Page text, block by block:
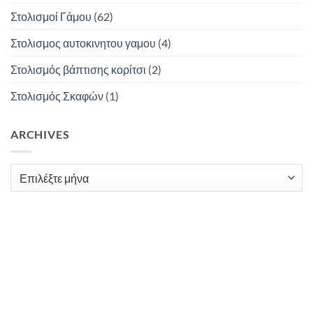
Στολισμοί Γάμου (62)
Στολισμος αυτοκινητου γαμου (4)
Στολισμός βάπτισης κορίτσι (2)
Στολισμός Σκαφών (1)
ARCHIVES
Archives